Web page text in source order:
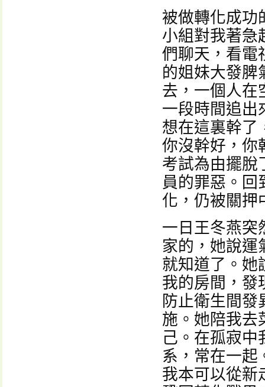
被做轉化成功
小組對我著急
們聊天，看電
的姐妹大發脾
去，一個人在
一段時間追出
想在這裏幹了
你沒幹好，你
考試為由擺脫
員的罪惡。
化，仍被關押
一日王冬燕突
家的，她說運
就知道了。她
我的房間，發
防止衛生間
施。她陪我去
己。在孤寂中
系，常在一起
我本可以從新